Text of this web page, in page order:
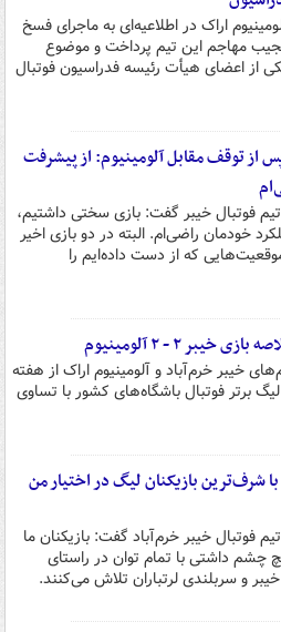
اراک در اطلاعیه‌ای به ماجرای فسخ
عجیب مهاجم این تیم پرداخت و موضوع
از اعضای هیأت رئیسه فدراسیون فوتبال
از توقف مقابل آلومینیوم: از پیشرفت
فوتبال خیبر گفت: بازی سختی داشتیم،
خودمان راضی‌ام. البته در دو بازی اخیر
که از دست داده‌ایم را
خیبر ۲ - ۲ آلومینیوم
خیبر خرم‌آباد و آلومینیوم اراک از هفته
برتر فوتبال باشگاه‌های کشور با تساوی
شرف‌ترین بازیکنان لیگ در اختیار من
فوتبال خیبر خرم‌آباد گفت: بازیکنان ما
چشم داشتی با تمام توان در راستای
و سربلندی لرتباران تلاش می‌کنند.